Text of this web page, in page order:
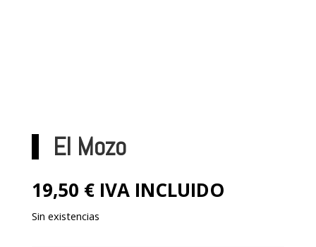
El Mozo
19,50 € IVA INCLUIDO
Sin existencias